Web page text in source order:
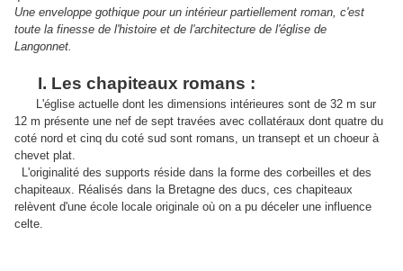
Une enveloppe gothique pour un intérieur partiellement roman, c'est
toute la finesse de l'histoire et de l'architecture de l'église de
Langonnet.
I. Les chapiteaux romans :
L'église actuelle dont les dimensions intérieures sont de 32 m sur
12 m présente une nef de sept travées avec collatéraux dont quatre du
coté nord et cinq du coté sud sont romans, un transept et un choeur à
chevet plat.
L'originalité des supports réside dans la forme des corbeilles et des
chapiteaux. Réalisés dans la Bretagne des ducs, ces chapiteaux
relèvent d'une école locale originale où on a pu déceler une influence
celte.